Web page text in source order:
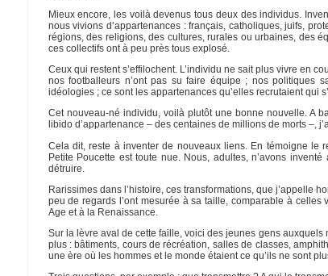
Mieux encore, les voilà devenus tous deux des individus.
nous vivions d’appartenances : français, catholiques, juifs,
régions, des religions, des cultures, rurales ou urbaines, des
ces collectifs ont à peu près tous explosé.
Ceux qui restent s’effilochent. L’individu ne sait plus vivre en
nos footballeurs n’ont pas su faire équipe ; nos politiques
idéologies ; ce sont les appartenances qu’elles recrutaient qui
Cet nouveau-né individu, voilà plutôt une bonne nouvelle. A
libido d’appartenance – des centaines de millions de morts –,
Cela dit, reste à inventer de nouveaux liens. En témoigne le
Petite Poucette est toute nue. Nous, adultes, n’avons
détruire.
Rarissimes dans l’histoire, ces transformations, que j’appelle
peu de regards l’ont mesurée à sa taille, comparable à
Age et à la Renaissance.
Sur la lèvre aval de cette faille, voici des jeunes gens
plus : bâtiments, cours de récréation, salles de classes,
une ère où les hommes et le monde étaient ce qu’ils ne sont